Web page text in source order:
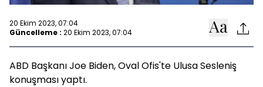
20 Ekim 2023, 07:04
Güncelleme : 20 Ekim 2023, 07:04
ABD Başkanı Joe Biden, Oval Ofis'te Ulusa Sesleniş
konuşması yaptı.